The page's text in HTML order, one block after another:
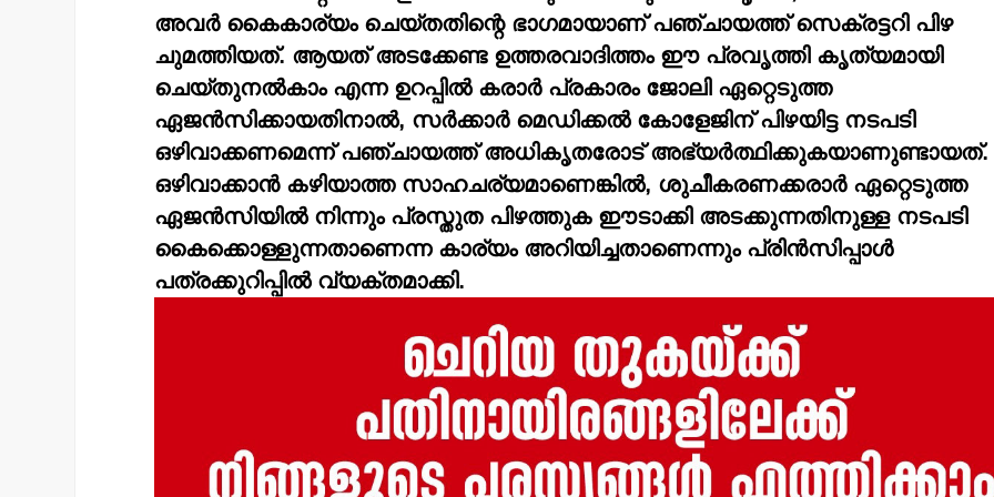
അവര്‍ കൈകാര്യം ചെയ്തതിന്റെ ഭാഗമായാണ് പഞ്ചായത്ത് സെക്രട്ടറി പിഴ
ചുമത്തിയത്. ആയത് അടക്കേണ്ട ഉത്തരവാദിത്തം ഈ പ്രവൃത്തി കൃത്യമായി
ചെയ്തുനല്‍കാം എന്ന ഉറപ്പില്‍ കരാര്‍ പ്രകാരം ജോലി ഏറ്റെടുത്ത
ഏജന്‍സിക്കായതിനാല്‍, സര്‍ക്കാര്‍ മെഡിക്കല്‍ കോളേജിന് പിഴയിട്ട നടപടി
ഒഴിവാക്കണമെന്ന് പഞ്ചായത്ത് അധികൃതരോട് അഭ്യര്‍ത്ഥിക്കുകയാണുണ്ടായത്.
ഒഴിവാക്കാന്‍ കഴിയാത്ത സാഹചര്യമാണെങ്കില്‍, ശുചീകരണക്കരാര്‍ ഏറ്റെടുത്ത
ഏജന്‍സിയില്‍ നിന്നും പ്രസ്തുത പിഴത്തുക ഈടാക്കി അടക്കുന്നതിനുള്ള നടപടി
കൈക്കൊള്ളുന്നതാണെന്ന കാര്യം അറിയിച്ചതാണെന്നും പ്രിന്‍സിപ്പാള്‍
പത്രക്കുറിപ്പില്‍ വ്യക്തമാക്കി.